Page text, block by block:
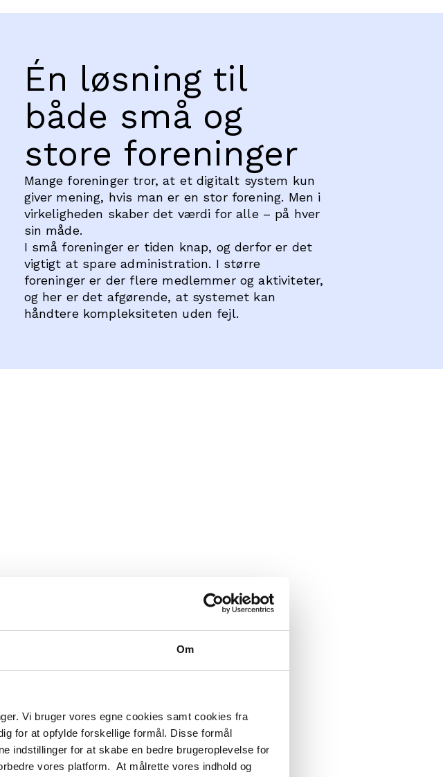
Om
Vi bruger vores egne cookies samt cookies fra
for at opfylde forskellige formål. Disse formål
indstillinger for at skabe en bedre brugeroplevelse for
vores platform. At målrette vores indhold og
Én løsning til
både små og
store foreninger
Mange foreninger tror, at et digitalt system kun
giver mening, hvis man er en stor forening. Men i
virkeligheden skaber det værdi for alle – på hver
sin måde.
I små foreninger er tiden knap, og derfor er det
vigtigt at spare administration. I større
foreninger er der flere medlemmer og aktiviteter,
og her er det afgørende, at systemet kan
håndtere kompleksiteten uden fejl.